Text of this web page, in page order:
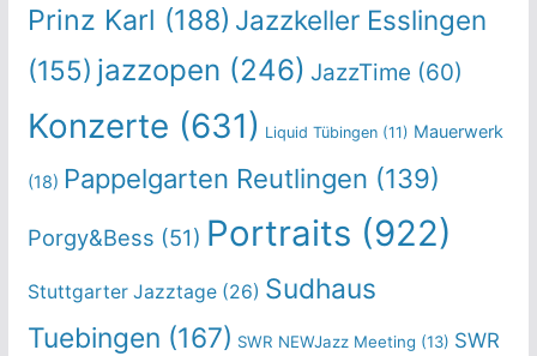
Prinz Karl (188) Jazzkeller Esslingen
(155) jazzopen (246) JazzTime (60)
Konzerte (631) Liquid Tübingen(11) Mauerwerk
(18) Pappelgarten Reutlingen (139)
Porgy&Bess (51) Portraits (922)
Stuttgarter Jazztage(26) Sudhaus
Tuebingen (167) SWR NEWJazz Meeting (13) SWR